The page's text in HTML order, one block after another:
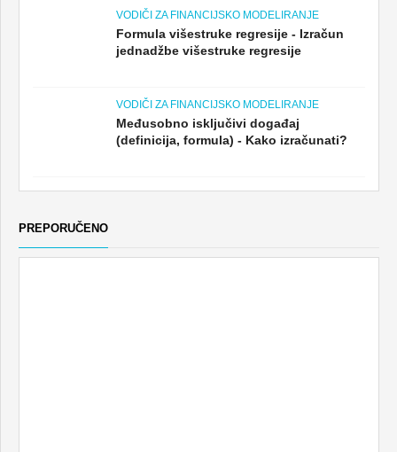
VODIČI ZA FINANCIJSKO MODELIRANJE
Formula višestruke regresije - Izračun
jednadžbe višestruke regresije
VODIČI ZA FINANCIJSKO MODELIRANJE
Međusobno isključivi događaj
(definicija, formula) - Kako izračunati?
PREPORUČENO